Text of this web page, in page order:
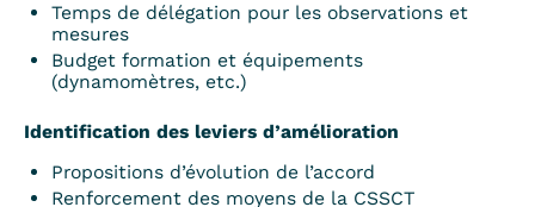
Temps de délégation pour les observations et
mesures
Budget formation et équipements
(dynamomètres, etc.)
Identification des leviers d’amélioration
Propositions d’évolution de l’accord
Renforcement des moyens de la CSSCT